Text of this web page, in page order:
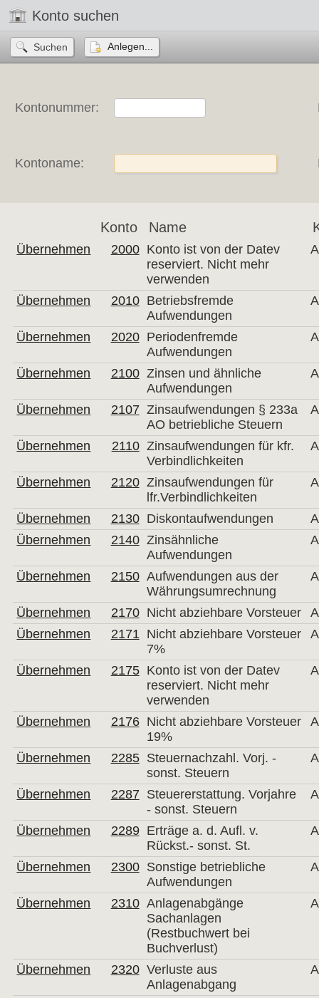
Konto suchen
Anlegen...
Kontonummer:
Kontoname:
Konto Name
Übernehmen 2000 Konto ist von der Datev
reserviert. Nicht mehr
verwenden
Übernehmen 2010 Betriebsfremde
Aufwendungen
Übernehmen 2020 Periodenfremde
Aufwendungen
Übernehmen 2100 Zinsen und ähnliche
Aufwendungen
Übernehmen 2107 Zinsaufwendungen § 233a
AO betriebliche Steuern
Übernehmen 2110 Zinsaufwendungen für kfr.
Verbindlichkeiten
Übernehmen 2120 Zinsaufwendungen für
lfr.Verbindlichkeiten
Übernehmen 2130 Diskontaufwendungen
Übernehmen
2140 Zinsähnliche
Aufwendungen
Übernehmen 2150 Aufwendungen aus der
Währungsumrechnung
Übernehmen 2170 Nicht abziehbare Vorsteuer
Übernehmen
2171 Nicht abziehbare Vorsteuer
7%
Übernehmen 2175 Konto ist von der Datev
reserviert. Nicht mehr
verwenden
Übernehmen 2176 Nicht abziehbare Vorsteuer
19%
Übernehmen 2285 Steuernachzahl. Vorj. -
sonst. Steuern
Übernehmen 2287 Steuererstattung. Vorjahre
- sonst. Steuern
Übernehmen 2289 Erträge a. d. Aufl. v.
Rückst.- sonst. St.
Übernehmen 2300 Sonstige betriebliche
Aufwendungen
Übernehmen 2310 Anlagenabgänge
Sachanlagen
(Restbuchwert bei
Buchverlust)
Übernehmen 2320 Verluste aus
Anlagenabgang